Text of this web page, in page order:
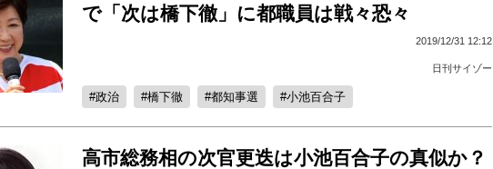
で「次は橋下徹」に都職員は戦々恐々
2019/12/31 12:12
日刊サイゾー
政治 橋下徹 都知事選 小池百合子
高市総務相の次官更迭は小池百合子の真似か？